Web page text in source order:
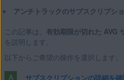
Microsoft Windows 10 Home /
32 / 64 ビット
Microsoft Windows 8.1 / Pro /
Microsoft Windows 8 / Pro /
アンチトラックのサブスクリプシ
この記事は、 有効期限が切れた AVG
を説明します。
以下からご希望の操作を選択します。
サブスクリプションの詳細を